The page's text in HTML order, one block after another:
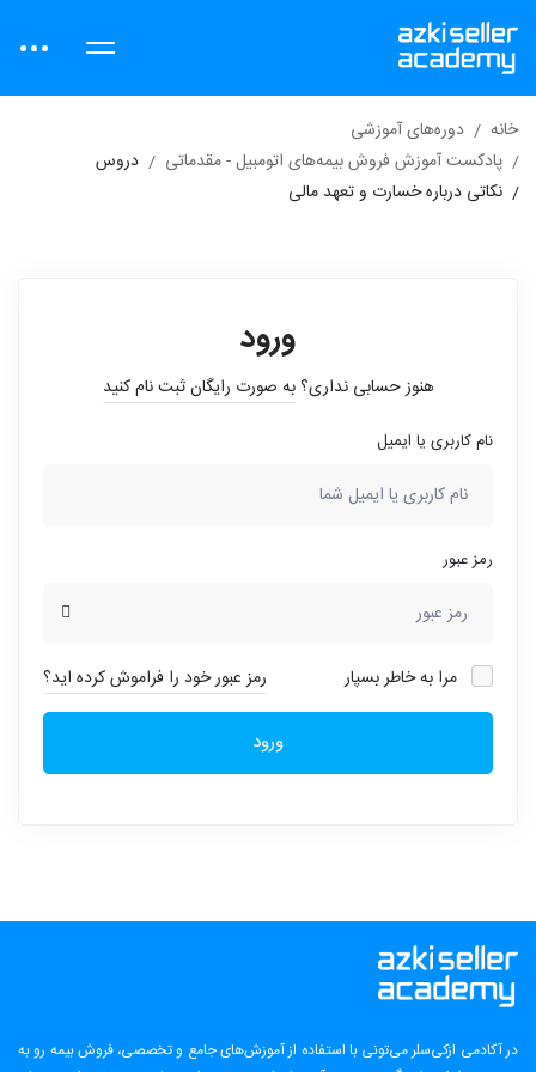
خانه
دوره‌های آموزشی
پادکست آموزش فروش بیمه‌های اتومبیل - مقدماتی
دروس
نکاتی درباره خسارت و تعهد مالی
ورود
هنوز حسابی نداری؟به صورت رایگان ثبت نام کنید
نام کاربری یا ایمیل
رمز عبور
مرا به خاطر بسپار رمز عبور خود را فراموش کرده اید؟
ورود
در آکادمی ازکی‌سلر می‌تونی با استفاده از آموزش‌های جامع و تخصصی، فروش بیمه رو به